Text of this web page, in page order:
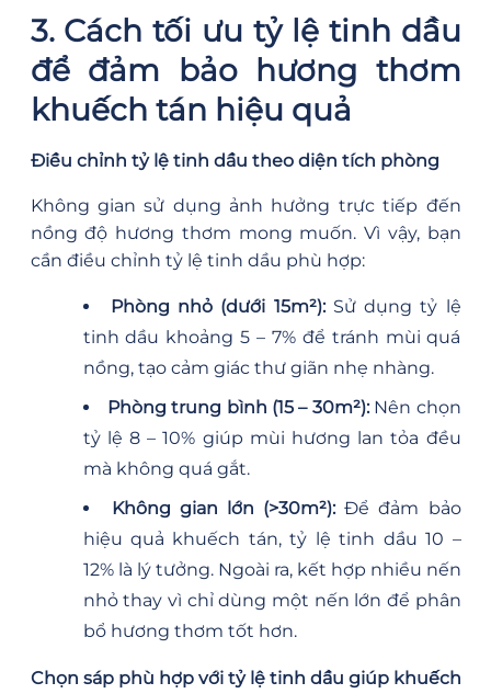
3. Cách tối ưu tỷ lệ tinh dầu
để đảm bảo hương thơm
khuếch tán hiệu quả
Điều chỉnh tỷ lệ tinh dầu theo diện tích phòng
Không gian sử dụng ảnh hưởng trực tiếp đến
nồng độ hương thơm mong muốn. Vì vậy, bạn
cần điều chỉnh tỷ lệ tinh dầu phù hợp:
Phòng nhỏ (dưới 15m²):Sử dụng tỷ lệ
tinh dầu khoảng 5 – 7% để tránh mùi quá
nồng, tạo cảm giác thư giãn nhẹ nhàng.
Phòng trung bình (15 – 30m²): Nên chọn
tỷ lệ 8 – 10% giúp mùi hương lan tỏa đều
mà không quá gắt.
Không gian lớn (>30m²):Để đảm bảo
hiệu quả khuếch tán, tỷ lệ tinh dầu 10 –
12% là lý tưởng. Ngoài ra, kết hợp nhiều nến
nhỏ thay vì chỉ dùng một nến lớn để phân
bổ hương thơm tốt hơn.
Chọn sáp phù hợp với tỷ lệ tinh dầu giúp khuếch